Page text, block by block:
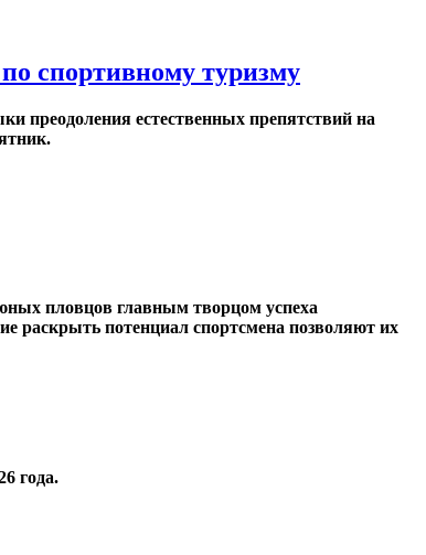
спортивному туризму
преодоления естественных препятствий на
юных пловцов главным творцом успеха
раскрыть потенциал спортсмена позволяют их
года.